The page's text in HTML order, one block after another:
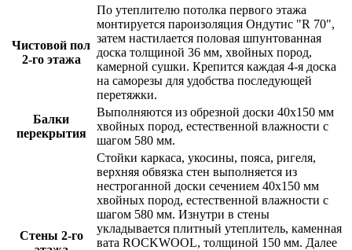
Чистовой пол
2-го этажа
По утеплителю потолка первого этажа
монтируется пароизоляция Ондутис "R 70",
затем настилается половая шпунтованная
доска толщиной 36 мм, хвойных пород,
камерной сушки. Крепится каждая 4-я доска
на саморезы для удобства последующей
перетяжки.
Балки
перекрытия
Выполняются из обрезной доски 40х150 мм
хвойных пород, естественной влажности с
шагом 580 мм.
Стены 2-го
Стойки каркаса, укосины, пояса, ригеля,
верхняя обвязка стен выполняется из
нестроганной доски сечением 40х150 мм
хвойных пород, естественной влажности с
шагом 580 мм. Изнутри в стены
укладывается плитный утеплитель, каменная
вата ROCKWOOL, толщиной 150 мм. Далее